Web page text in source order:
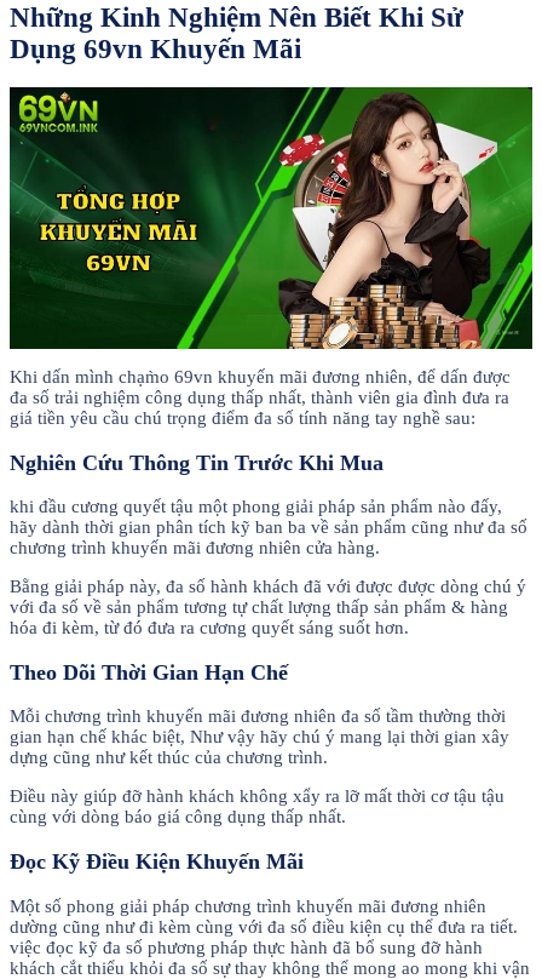
Những Kinh Nghiệm Nên Biết Khi Sử
Dụng 69vn Khuyến Mãi
Khi dấn mình chạm̀o 69vn khuyến mãi đương nhiên, để dấn được
đa số trải nghiệm công dụng thấp nhất, thành viên gia đình đưa ra
giá tiền yêu cầu chú trọng điểm đa số tính năng tay nghề sau:
Nghiên Cứu Thông Tin Trước Khi Mua
khi đầu cương quyết tậu một phong giải pháp sản phẩm nào đấy,
hãy dành thời gian phân tích kỹ ban ba về sản phẩm cũng như đa số
chương trình khuyến mãi đương nhiên cửa hàng.
Bằng giải pháp này, đa số hành khách đã với được được dòng chú ý
với đa số về sản phẩm tương tự chất lượng thấp sản phẩm & hàng
hóa đi kèm, từ đó đưa ra cương quyết sáng suốt hơn.
Theo Dõi Thời Gian Hạn Chế
Mỗi chương trình khuyến mãi đương nhiên đa số tầm thường thời
gian hạn chế khác biệt, Như vậy hãy chú ý mang lại thời gian xây
dựng cũng như kết thúc của chương trình.
Điều này giúp đỡ hành khách không xẩy ra lỡ mất thời cơ tậu tậu
cùng với dòng báo giá công dụng thấp nhất.
Đọc Kỹ Điều Kiện Khuyến Mãi
Một số phong giải pháp chương trình khuyến mãi đương nhiên
dường cũng như đi kèm cùng với đa số điều kiện cụ thể đưa ra tiết.
việc đọc kỹ đa số phương pháp thực hành đã bổ sung đỡ hành
khách cắt thiểu khỏi đa số sự thay không thể mong ao mong khi vận